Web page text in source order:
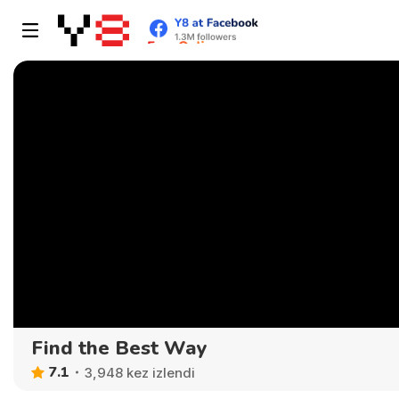
Find the Best Way
7.1 3,948 kez izlendi